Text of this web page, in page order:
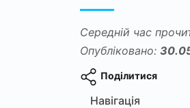
Середній час
Опубліковано:
Поділитися
Навігація